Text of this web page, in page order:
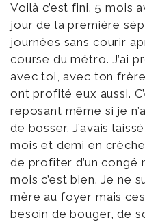
Voilà c’est fini. 5 mois
jour de la première
journées sans courir
course du métro. J’ai
avec toi, avec ton
ont profité eux aussi.
reposant même si je
de bosser. J’avais
mois et demi en
de profiter d’un congé
mois c’est bien. Je ne
mère au foyer mais ces
besoin de bouger, de